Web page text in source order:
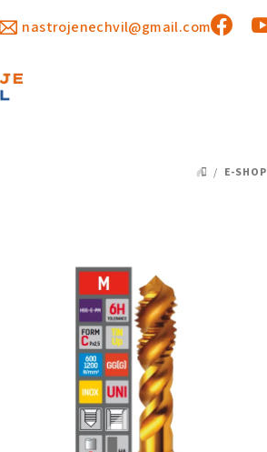
nastrojenechvil@gmail.com
DOMŮ
/ E-SHOP